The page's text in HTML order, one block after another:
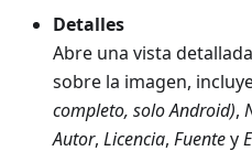
Detalles
Abre una vista
sobre la imagen,
completo, solo Android),
Autor, Licencia, Fuentey